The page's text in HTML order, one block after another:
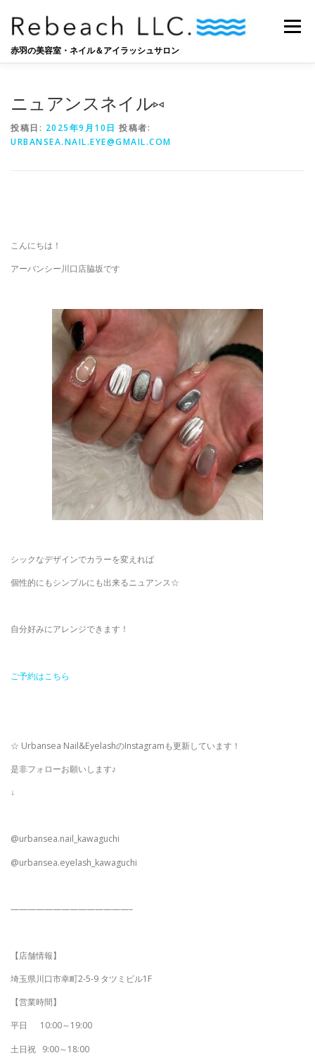
ツ
赤羽の美容室・ネイル＆アイラッシュサロン
メニュー
ニュアンスネイル⑅
投稿日: 2025年9月10日 投稿者:
URBANSEA.NAIL.EYE@GMAIL.COM
こんにちは！
アーバンシー川口店脇坂です
シックなデザインでカラーを変えれば
個性的にもシンプルにも出来るニュアンス☆
自分好みにアレンジできます！
ご予約はこちら
☆ Urbansea Nail&EyelashのInstagramも更新しています！
是非フォローお願いします♪
↓
@urbansea.nail_kawaguchi
@urbansea.eyelash_kawaguchi
——————————————–
【店舗情報】
埼玉県川口市幸町2-5-9 タツミビル1F
【営業時間】
平日 10:00～19:00
土日祝 9:00～18:00